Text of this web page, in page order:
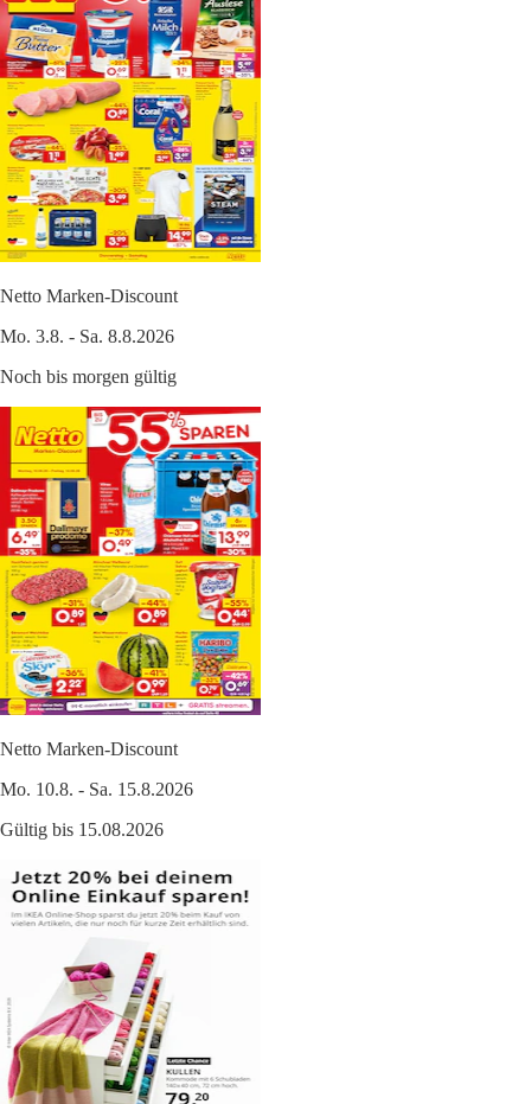
Netto Marken-Discount
Mo. 3.8. - Sa. 8.8.2026
Noch bis morgen gültig
Netto Marken-Discount
Mo. 10.8. - Sa. 15.8.2026
Gültig bis 15.08.2026